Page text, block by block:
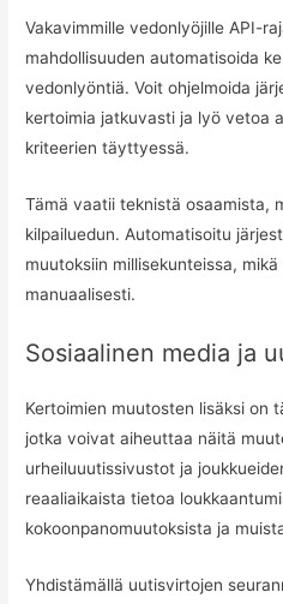
Vakavimmille vedonlyöjille API-
mahdollisuuden automatisoida
vedonlyöntiä. Voit ohjelmoida
kertoimia jatkuvasti ja lyö vetoa
kriteerien täyttyessä.
Tämä vaatii teknistä osaamista,
kilpailuedun. Automatisoitu
muutoksiin millisekunteissa,
manuaalisesti.
Sosiaalinen media ja
Kertoimien muutosten lisäksi on
jotka voivat aiheuttaa näitä
urheiluuutissivustot ja
reaaliaikaista tietoa
kokoonpanomuutoksista ja
Yhdistämällä uutisvirtojen